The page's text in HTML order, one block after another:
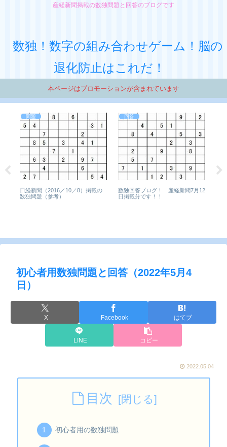
産経新聞掲載の数独問題と回答のブログです
数独！数字の組み合わせゲーム！脳の
退化防止はこれだ！
本ページはプロモーションが含まれています
問題
日経新聞（2016／10／8）掲載の
数独問題（参考）
回答
数独回答ブログ！ 産経新聞7月12
日掲載分です！！
数
初心者用数独問題と回答（2022年5月4
日）
X Facebook はてブ
LINE コピー
2022.05.04
目次
初心者用の数独問題